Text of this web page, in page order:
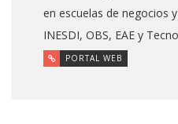
en escuelas de negocios
INESDI, OBS, EAE y
PORTAL WEB